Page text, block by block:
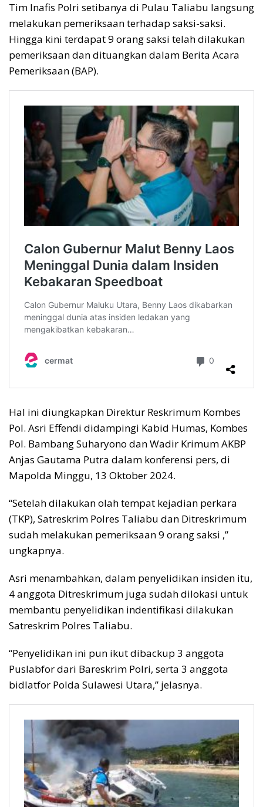
Tim Inafis Polri setibanya di Pulau Taliabu langsung
melakukan pemeriksaan terhadap saksi-saksi.
Hingga kini terdapat 9 orang saksi telah dilakukan
pemeriksaan dan dituangkan dalam Berita Acara
Pemeriksaan (BAP).
Hal ini diungkapkan Direktur Reskrimum Kombes
Pol. Asri Effendi didampingi Kabid Humas, Kombes
Pol. Bambang Suharyono dan Wadir Krimum AKBP
Anjas Gautama Putra dalam konferensi pers, di
Mapolda Minggu, 13 Oktober 2024.
“Setelah dilakukan olah tempat kejadian perkara
(TKP), Satreskrim Polres Taliabu dan Ditreskrimum
sudah melakukan pemeriksaan 9 orang saksi ,”
ungkapnya.
Asri menambahkan, dalam penyelidikan insiden itu,
4 anggota Ditreskrimum juga sudah dilokasi untuk
membantu penyelidikan indentifikasi dilakukan
Satreskrim Polres Taliabu.
“Penyelidikan ini pun ikut dibackup 3 anggota
Puslabfor dari Bareskrim Polri, serta 3 anggota
bidlatfor Polda Sulawesi Utara,” jelasnya.